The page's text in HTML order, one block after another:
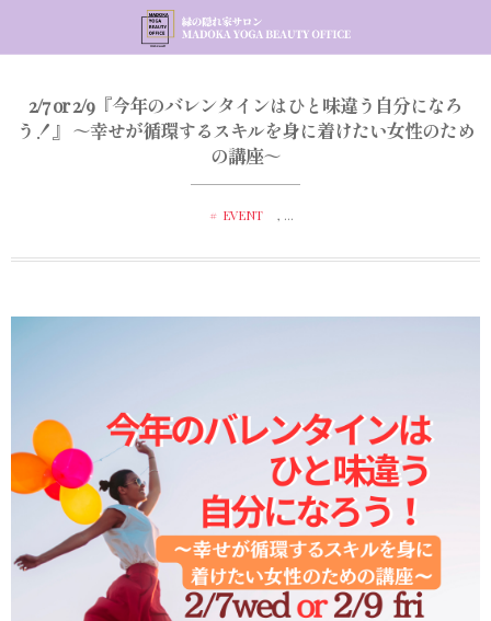
2/7 or 2/9『今年のバレンタインはひと味違う自分になろ
う！』 ～幸せが循環するスキルを身に着けたい女性のため
の講座～
EVENT , …